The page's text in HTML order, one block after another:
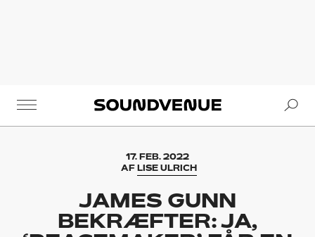
Soundvenue
17. FEB. 2022
AF LISE ULRICH
JAMES GUNN
BEKRÆFTER: JA,